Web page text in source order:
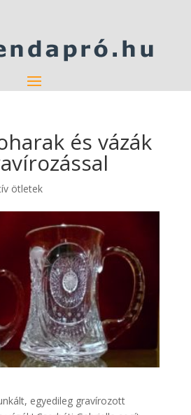
és vázák
ötletek
egyedileg gravírozott